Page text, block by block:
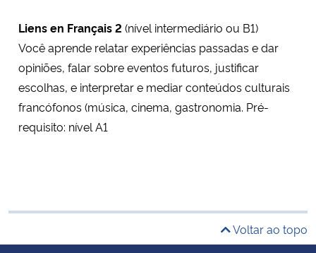
Liens en Français 2 (nível intermediário ou B1)
Você aprende relatar experiências passadas e dar
opiniões, falar sobre eventos futuros, justificar
escolhas, e interpretar e mediar conteúdos culturais
francófonos (música, cinema, gastronomia. Pré-
requisito: nível A1
Voltar ao topo